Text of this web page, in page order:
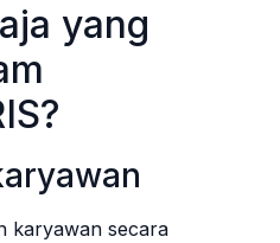
yang
karyawan secara